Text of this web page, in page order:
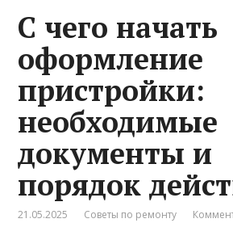
С чего начать
оформление
пристройки:
необходимые
документы и
порядок
21.05.2025 Советы по ремонту